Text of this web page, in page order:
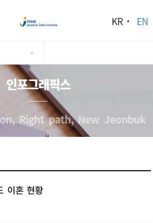
KR EN
인포그래픽스
Right path, New Jeonbuk
이혼 현황